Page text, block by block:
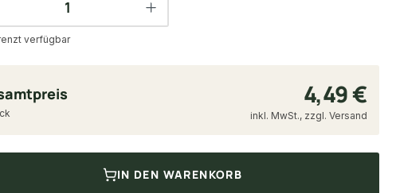
verfügbar
4,49 €
inkl. MwSt., zzgl. Versand
IN DEN WARENKORB